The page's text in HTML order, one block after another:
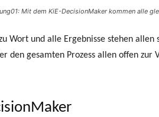
Mit dem KiE-DecisionMaker kommen alle
Wort und alle Ergebnisse stehen
den gesamten Prozess allen offen